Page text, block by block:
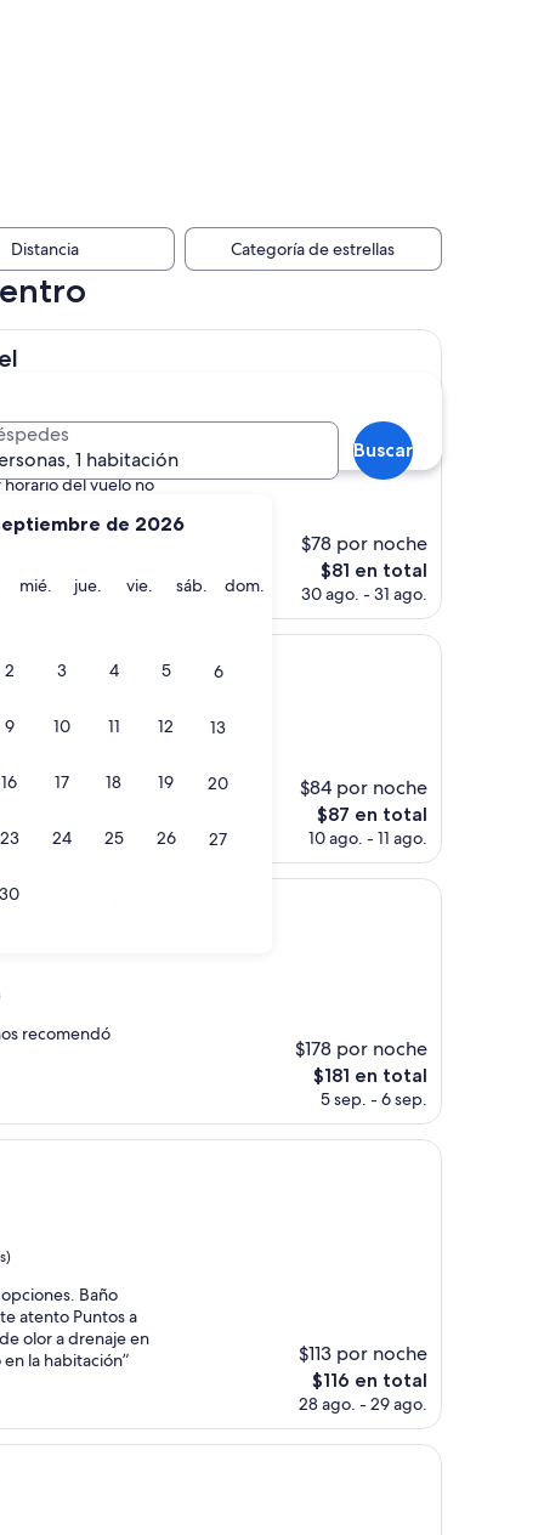
de 2026
martes
mié. miércoles
jue. jueves
vie. viernes
sáb. sábado
dom. domingo
2 3 4 5 6
9 10 11 12 13
16 17 18 19 20
23 24 25 26 27
30
1 habitación
Buscar
Distancia Categoría de estrellas
del vuelo no
a entrar en
$78 por noche
El
precio
es
$81 en total
30 ago. - 31 ago.
$84 por noche
El
precio
es
$87 en total
10 ago. - 11 ago.
Aires by IHG
IHG
recomendó
$178 por noche
El
precio
es
$181 en total
5 sep. - 6 sep.
Baño
atento Puntos a
olor a drenaje en
la habitación”
$113 por noche
El
precio
es
$116 en total
28 ago. - 29 ago.